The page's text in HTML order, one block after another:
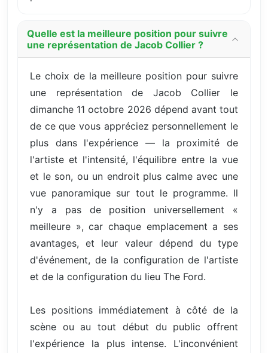
Quelle est la meilleure position pour suivre
une représentation de Jacob Collier ?
Le choix de la meilleure position pour suivre
une représentation de Jacob Collier le
dimanche 11 octobre 2026 dépend avant tout
de ce que vous appréciez personnellement le
plus dans l'expérience — la proximité de
l'artiste et l'intensité, l'équilibre entre la vue
et le son, ou un endroit plus calme avec une
vue panoramique sur tout le programme. Il
n'y a pas de position universellement «
meilleure », car chaque emplacement a ses
avantages, et leur valeur dépend du type
d'événement, de la configuration de l'artiste
et de la configuration du lieu The Ford.
Les positions immédiatement à côté de la
scène ou au tout début du public offrent
l'expérience la plus intense. L'inconvénient